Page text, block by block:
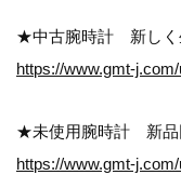
★中古腕時計 新しく
https://www.gmt-
★未使用腕時計 新品
https://www.gmt-